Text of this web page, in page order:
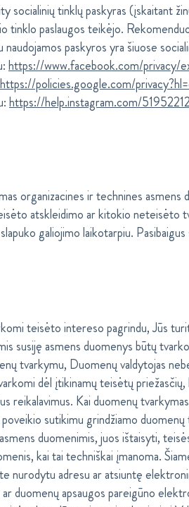
socialinių tinklų paskyras (įskaitant
tinklo paslaugos teikėjo.
paskyros yra šiuose
https://www.facebook.com/privacy/
https://policies.google.com/
https://help.instagram.com/
organizacines ir technines
atskleidimo ar kitokio neteisėto
galiojimo laikotarpiu.
teisėto intereso pagrindu, Jūs
susiję asmens duomenys būtų
tvarkymu, Duomenų valdytojas
dėl įtikinamų teisėtų
reikalavimus. Kai duomenų
sutikimu grindžiamo
duomenimis, juos ištaisyti,
kai tai techniškai įmanoma.
nurodytu adresu ar atsiuntę
duomenų apsaugos pareigūno